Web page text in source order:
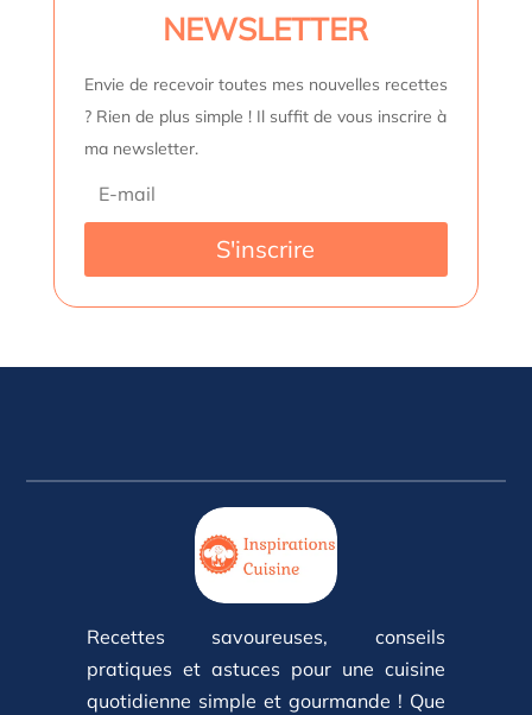
NEWSLETTER
Envie de recevoir toutes mes nouvelles recettes
? Rien de plus simple ! Il suffit de vous inscrire à
ma newsletter.
S'inscrire
Recettes savoureuses, conseils
pratiques et astuces pour une cuisine
quotidienne simple et gourmande ! Que